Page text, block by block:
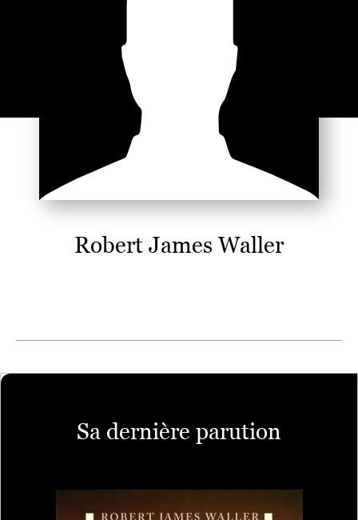
Robert James Waller
Sa dernière parution